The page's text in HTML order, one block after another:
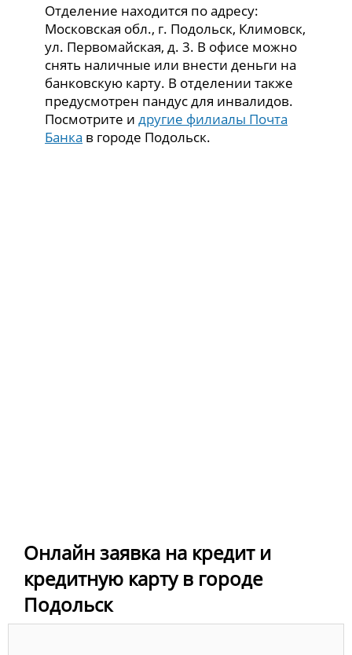
Отделение находится по адресу:
Московская обл., г. Подольск, Климовск,
ул. Первомайская, д. 3. В офисе можно
снять наличные или внести деньги на
банковскую карту. В отделении также
предусмотрен пандус для инвалидов.
Посмотрите идругие филиалы Почта
Банка в городе Подольск.
Онлайн заявка на кредит и
кредитную карту в городе
Подольск